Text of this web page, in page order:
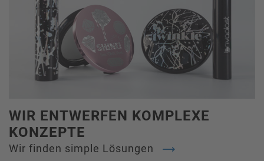
WIR ENTWERFEN KOMPLEXE
KONZEPTE
Wir finden simple Lösungen